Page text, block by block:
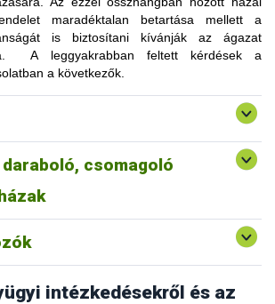
maradéktalan betartása mellett a
is biztosítani kívánják az ágazat
A leggyakrabban feltett kérdések a
a következők.
csomagoló
intézkedésekről és az